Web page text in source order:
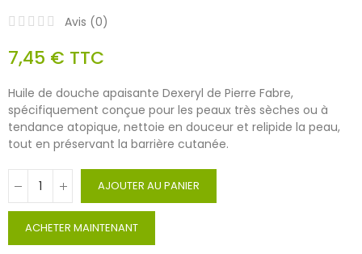
Avis (0)
7,45 € TTC
Huile de douche apaisante Dexeryl de Pierre Fabre,
spécifiquement conçue pour les peaux très sèches ou à
tendance atopique, nettoie en douceur et relipide la peau,
tout en préservant la barrière cutanée.
AJOUTER AU PANIER
ACHETER MAINTENANT